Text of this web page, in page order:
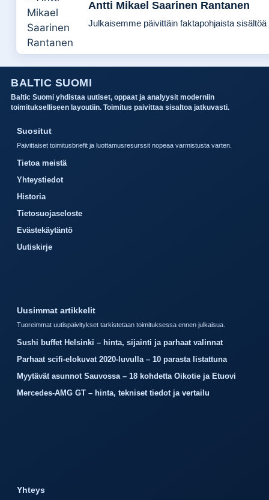
Antti Mikael Saarinen Rantanen
Julkaisemme päivittäin faktapohjaista
BALTIC SUOMI
Baltic Suomi yhdistaa uutiset, oppaat ja analyysit moderniin
toimitukselliseen layoutiin. Toimitus paivittaa sisaltoa jatkuvasti.
Suositut
Paivittaiset toimitusbriefit ja luottamusresurssit nopeaa varmistusta varten.
Tietoa meistä
Yhteystiedot
Historia
Tietosuojaseloste
Evästekäytäntö
Uutiskirje
Uusimmat artikkelit
Tuoreimmat uutispaivitykset tarkistetaan toimituksessa ennen julkaisua.
Sushi buffet Helsinki – hinta, sijainti ja parhaat valinnat
Parhaat scifi-elokuvat 2020-luvulla – 10 parasta listattuna
Myytävät asunnot Sauvossa – 18 kohdetta Oikotie ja Etuovi
Mercedes-AMG GT – hinta, tekniset tiedot ja vertailu
Yhteys